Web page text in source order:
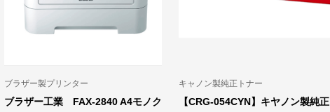
ブラザー製プリンター
ブラザー工業 FAX-2840 A4モノク
キャノン製純正トナー
【CRG-054CYN】キヤノン製純正